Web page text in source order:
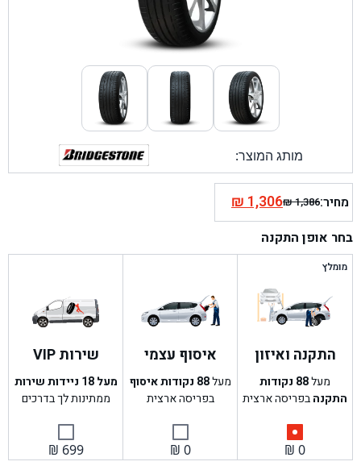
מותג המוצר:
מחיר: ₪1,386
המחיר
המקורי
היה:
₪1,306 המחיר
הנוכחי
הוא:
בחר אופן התקנה
מומלץ
התקנה ואיזון
מעל88 נקודות
התקנהבפריסה ארצית
₪ 0
איסוף עצמי
מעל88 נקודות איסוף
בפריסה ארצית
₪ 0
שירות VIP
מעל 18 ניידות שירות
ממתינות לך בדרכים
₪ 699